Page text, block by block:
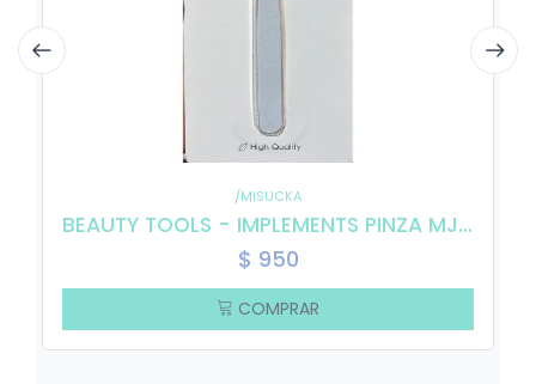
/MISUCKA
BEAUTY TOOLS - IMPLEMENTS PINZA MJ-314262
$ 950
COMPRAR